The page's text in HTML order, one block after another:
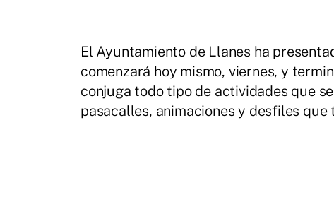
El Ayuntamiento de Llanes ha
comenzará hoy mismo, viernes, y
conjuga todo tipo de actividades que
pasacalles, animaciones y desfiles que